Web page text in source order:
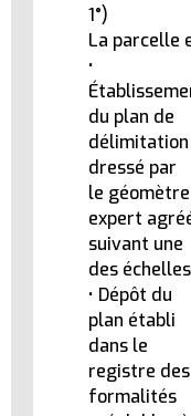
1°)
La parcelle
•
du plan de
délimitation
dressé par
le géomètre
expert
suivant une
des
• Dépôt du
plan établi
dans le
registre des
formalités